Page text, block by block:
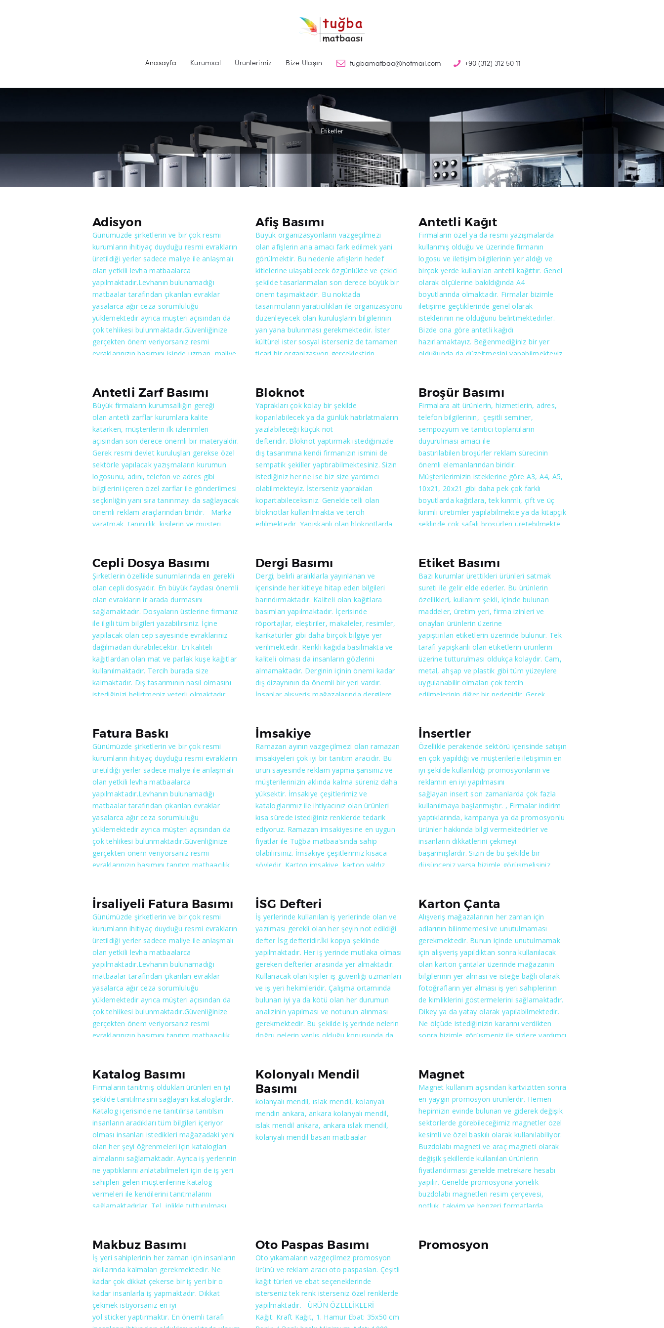
Anasayfa Kurumsal Ürünlerimiz Bize Ulaşın tugbamatbaa@hotmail.com +90 (312) 312 50 11
Etiketler
Adisyon
Günümüzde şirketlerin ve bir çok resmi
kurumların ihitiyaç duyduğu resmi evrakların
üretildiği yerler sadece maliye ile anlaşmalı
olan yetkili levha matbaalarca
yapılmaktadır.Levhanın bulunamadığı
matbaalar tarafından çıkarılan evraklar
yasalarca ağır ceza sorumluluğu
yüklemektedir ayrıca müşteri açısından da
çok tehlikesi bulunmaktadır.Güvenliğinize
gerçekten önem veriyorsanız resmi
evraklarınızın basımını işinde uzman maliye
ve resmi evrakların basımına izin vermesi
için öncelikle müraacatta bulunan
matbaa’nın makina teşkilatının yeterli
bulunması, özgeçmişinde sabıka
bulunmaması gibi özellikler istemekle
beraber matbaalar’dan belli bir miktarda
teminat mektubu, ya da nakit para blokesi
alır.Kriterlere uyması halinde her ilin
matbaacılar odası tarafından verilen
yeterlilik belgesi ile birlikte maliye anlaşmalı
matbaaya evrak basımına izin verir. Adisyon
baskısı 2 gruba ayrılır Maliye logolu ve
Afiş Basımı
Büyük organizasyonların vazgeçilmezi
olan afişlerin ana amacı fark edilmek yani
görülmektir. Bu nedenle afişlerin hedef
kitlelerine ulaşabilecek özgünlükte ve çekici
şekilde tasarlanmaları son derece büyük bir
önem taşımaktadır. Bu noktada
tasarımcıların yaratıcılıkları ile organizasyonu
düzenleyecek olan kuruluşların bilgilerinin
yan yana bulunması gerekmektedir. İster
kültürel ister sosyal isterseniz de tamamen
ticari bir organizasyon gerçekleştirin
duyurma işlevlerini yerine getirmektedirler.
Ancak diğer reklam ürünlerinden farklı olan
en önemli kısmı dikkat çekmek olduğundan
özenle hazırlanması ve sunulması
gerekmektedir. Asılacağı yer ve görünürlüğü
açısından, bez ve kağıt gibi materyaller
kullanılarak üretilebilmektedir.
Antetli Kağıt
Firmaların özel ya da resmi yazışmalarda
kullanmış olduğu ve üzerinde firmanın
logosu ve iletişim bilgilerinin yer aldığı ve
birçok yerde kullanılan antetli kağıttır. Genel
olarak ölçülerine bakıldığında A4
boyutlarında olmaktadır. Firmalar bizimle
iletişime geçtiklerinde genel olarak
isteklerinin ne olduğunu belirtmektedirler.
Bizde ona göre antetli kağıdı
hazırlamaktayız. Beğenmediğiniz bir yer
olduğunda da düzeltmesini yapabilmekteyiz.
olacaktır. Siz beğendikten sonra artı iş bizde
bitmektedir.
Antetli Zarf Basımı
Büyük firmaların kurumsallığın gereği
olan antetli zarflar kurumlara kalite
katarken, müşterilerin ilk izlenimleri
açısından son derece önemli bir materyaldir.
Gerek resmi devlet kuruluşları gerekse özel
sektörle yapılacak yazışmaların kurumun
logosunu, adını, telefon ve adres gibi
bilgilerini içeren özel zarflar ile gönderilmesi
seçkinliğin yanı sıra tanınmayı da sağlayacak
önemli reklam araçlarından biridir. Marka
yaratmak, tanınırlık, kişilerin ve müşteri
olan antetli zarflar son yıllarda farklı
tasarımlar, boyutlar ve kalite ile kullanıcılara
sunulabilmektedir. Yapılacak zarflar için
tercih edilecek kağıt kalitesi ve boyut
fiyatlandırmanın ana unsurlarını
oluşturmaktadır. Kesin müşteri memnuniyeti
odaklı çalışmalar için bizimle görüşmeden
karar vermeyin.
Bloknot
Yaprakları çok kolay bir şekilde
koparılabilecek ya da günlük hatırlatmaların
yazılabileceği küçük not
defteridir. Bloknot yaptırmak istediğinizde
dış tasarımına kendi firmanızın ismini de
sempatik şekiller yaptırabilmektesiniz. Sizin
istediğiniz her ne ise biz size yardımcı
olabilmekteyiz. İsterseniz yaprakları
kopartabileceksiniz. Genelde telli olan
bloknotlar kullanılmakta ve tercih
edilmektedir. Yapışkanlı olan bloknotlarda
bloknotunuzu hazır olarak
düşünebileceksiniz. Önemli olan kafanızda
bulunanı belirtmenizdir. Ekip olarak size en
iyi şekilde yardımcı olabileceğimizden emin
olabilirsiniz.
Broşür Basımı
Firmalara ait ürünlerin, hizmetlerin, adres,
telefon bilgilerinin, çeşitli seminer,
sempozyum ve tanıtıcı toplantıların
duyurulması amacı ile
bastırılabilen broşürler reklam sürecinin
önemli elemanlarından biridir.
Müşterilerimizin isteklerine göre A3, A4, A5,
10x21, 20x21 gibi daha pek çok farklı
boyutlarda kağıtlara, tek kırımlı, çift ve üç
kırımlı üretimler yapılabilmekte ya da kitapçık
şeklinde çok safalı broşürleri üretebilmekte
da, kullanılacak kağıdın gramajı, cinsi sayfa
sayısı, kırım sayısı ve renk tercihi etkili
olmaktadır. Bir broşürün en önemli
unsurlarından biri olan fotoğraflama ve
grafik tasarımları konusunda da uzman
personelimizin bilgileri ve tecrübeleri sizlere
yol gösterici olacaktır. Kaliteli ürünleri uygun
fiyatlarla sunmak üzere çıktığımız yolda
sizleri de yanımızda görmeyi arzu ederiz.
Cepli Dosya Basımı
Şirketlerin özellikle sunumlarında en gerekli
olan cepli dosyadır. En büyük faydası önemli
olan evrakların ir arada durmasını
sağlamaktadır. Dosyaların üstlerine firmanız
ile ilgili tüm bilgileri yazabilirsiniz. İçine
yapılacak olan cep sayesinde evraklarınız
dağılmadan durabilecektir. En kaliteli
kağıtlardan olan mat ve parlak kuşe kağıtlar
kullanılmaktadır. Tercih burada size
kalmaktadır. Dış tasarımının nasıl olmasını
istediğinizi belirtmeniz yeterli olmaktadır.
avantajlarından faydalanmak için bizimle
görüşmelisiniz ve istediğiniz kadar yapımı
konusunda yardımcı olmamızı
sağlayabilirsiniz. Dosyaların yapımı için özel
makineler kullanılmakta ve özenle çalışmalar
yapılmaktadır.
Dergi Basımı
Dergi; belirli aralıklarla yayınlanan ve
içerisinde her kitleye hitap eden bilgileri
barındırmaktadır. Kaliteli olan kağıtlara
basımları yapılmaktadır. İçerisinde
röportajlar, eleştiriler, makaleler, resimler,
karikatürler gibi daha birçok bilgiye yer
verilmektedir. Renkli kağıda basılmakta ve
kaliteli olması da insanların gözlerini
almamaktadır. Derginin içinin önemi kadar
dış dizaynının da önemli bir yeri vardır.
İnsanlar alışveriş mağazalarında dergilere
olarak okudukları ve takip ettikleri dergiler
vardır. Sizlerin de bu şekilde yayınlanmasını
istediğiniz derginiz varsa bizimle mutlaka
görüşmelisiniz. İçerisinde tüm bilgileri
barındırmakta ve sizin özel tasarımınıza göre
yapılmaktadır. İç dizaynı yapılırken de her
şey en ince ayrıntısına göre yapılmaktadır.
Dikkat çekici bir dergi için size yardımcı
olabiliriz.
Etiket Basımı
Bazı kurumlar ürettikleri ürünleri satmak
sureti ile gelir elde ederler. Bu ürünlerin
özellikleri, kullanım şekli, içinde bulunan
maddeler, üretim yeri, firma izinleri ve
onayları ürünlerin üzerine
yapıştırılan etiketlerin üzerinde bulunur. Tek
tarafı yapışkanlı olan etiketlerin ürünlerin
üzerine tutturulması oldukça kolaydır. Cam,
metal, ahşap ve plastik gibi tüm yüzeylere
uygulanabilir olmaları çok tercih
edilmelerinin diğer bir nedenidir. Gerek
dikkat edilmesi gereken en önemli konu
vurgu yapılacak noktaların daha görünür
olmasıdır ki bu da profesyonel bir tasarımı
zorunlu kılar. Gerek tasarım gerekse kalite
konusundaki iddiamız tecrübemizden ve
uzman personellerimizden gelmektedir.
Fatura Baskı
Günümüzde şirketlerin ve bir çok resmi
kurumların ihitiyaç duyduğu resmi evrakların
üretildiği yerler sadece maliye ile anlaşmalı
olan yetkili levha matbaalarca
yapılmaktadır.Levhanın bulunamadığı
matbaalar tarafından çıkarılan evraklar
yasalarca ağır ceza sorumluluğu
yüklemektedir ayrıca müşteri açısından da
çok tehlikesi bulunmaktadır.Güvenliğinize
gerçekten önem veriyorsanız resmi
evraklarınızın basımını tanıtım matbaacılık
anlaşma yapması ve resmi evrakların
basımına izin vermesi için öncelikle
müraacatta bulunan matbaa’nın makina
teşkilatının yeterli bulunması, özgeçmişinde
sabıka bulunmaması gibi özellikler istemekle
beraber matbaalar’dan belli bir miktarda
teminat mektubu, ya da nakit para blokesi
alır.Kriterlere uyması halinde her ilin
matbaacılar odası tarafından verilen
yeterlilik belgesi ile birlikte maliye anlaşmalı
matbaaya evrak basımına izin verir. Fatura
basımı, yaptıran ve yapan kişilere çok ciddi
İmsakiye
Ramazan ayının vazgeçilmezi olan ramazan
imsakiyeleri çok iyi bir tanıtım aracıdır. Bu
ürün sayesinde reklam yapma şansınız ve
müşterilerinizin aklında kalma süreniz daha
yüksektir. İmsakiye çeşitlerimiz ve
kataloglarımız ile ihtiyacınız olan ürünleri
kısa sürede istediğiniz renklerde tedarik
ediyoruz. Ramazan imsakiyesine en uygun
fiyatlar ile Tuğba matbaa'sında sahip
olabilirsiniz. İmsakiye çeşitlerimiz kısaca
şöyledir. Karton imsakiye, karton yaldız
ve özel keskili imsakiye baskılarımızdan
bazılarıdır. Tüm illere göre imsakiye
tasarımları yapılıp adrese gönderimini
yapmaktayız. Türkiyenin hangi il ve ilçesinde
olursanız olun Matbaa'mıza gönül
rahatlığıyla siparişlerinizi verebilirsiniz.
İnsertler
Özellikle perakende sektörü içerisinde satışın
en çok yapıldığı ve müşterilerle iletişimin en
iyi şekilde kullanıldığı promosyonların ve
reklamın en iyi yapılmasını
sağlayan insert son zamanlarda çok fazla
kullanılmaya başlanmıştır. , Firmalar indirim
yaptıklarında, kampanya ya da promosyonlu
ürünler hakkında bilgi vermektedirler ve
insanların dikkatlerini çekmeyi
başarmışlardır. Sizin de bu şekilde bir
düşünceniz varsa bizimle görüşmelisiniz.
müşterilerinize yansıtmaktayız. Hem maliyeti
düşük hem de kısa sürede yapılabilmesi ile
sizler için çok uygun olacaktır.
İrsaliyeli Fatura Basımı
Günümüzde şirketlerin ve bir çok resmi
kurumların ihitiyaç duyduğu resmi evrakların
üretildiği yerler sadece maliye ile anlaşmalı
olan yetkili levha matbaalarca
yapılmaktadır.Levhanın bulunamadığı
matbaalar tarafından çıkarılan evraklar
yasalarca ağır ceza sorumluluğu
yüklemektedir ayrıca müşteri açısından da
çok tehlikesi bulunmaktadır.Güvenliğinize
gerçekten önem veriyorsanız resmi
evraklarınızın basımını tanıtım matbaacılık
anlaşma yapması ve resmi evrakların
basımına izin vermesi için öncelikle
müraacatta bulunan matbaa’nın makina
teşkilatının yeterli bulunması, özgeçmişinde
sabıka bulunmaması gibi özellikler istemekle
beraber matbaalar’dan belli bir miktarda
teminat mektubu, ya da nakit para blokesi
alır.Kriterlere uyması halinde her ilin
matbaacılar odası tarafından verilen
yeterlilik belgesi ile birlikte maliye anlaşmalı
matbaaya evrak basımına izin verir. İrsaliyeli
Fatura, yaptıran ve yapan kişilere çok ciddi
İSG Defteri
İş yerlerinde kullanılan iş yerlerinde olan ve
yazılması gerekli olan her şeyin not edildiği
defter İsg defteridir.İki kopya şeklinde
yapılmaktadır. Her iş yerinde mutlaka olması
gereken defterler arasında yer almaktadır.
Kullanacak olan kişiler iş güvenliği uzmanları
ve iş yeri hekimleridir. Çalışma ortamında
bulunan iyi ya da kötü olan her durumun
analizinin yapılması ve notunun alınması
gerekmektedir. Bu şekilde iş yerinde nelerin
doğru nelerin yanlış olduğu konusunda da
uzmanlar varsa İsg defterini kullanıyor
olmalısınız. İster numaralı isterseniz de
defter şeklinde olan defterlerden herhangi
birini yaptırabilirsiniz. Bizimle görüştükten
sonra kaliteli bir işçiliğin çıktığını
göreceksiniz.
Karton Çanta
Alışveriş mağazalarının her zaman için
adlarının bilinmemesi ve unutulmaması
gerekmektedir. Bunun içinde unutulmamak
için alışveriş yapıldıktan sonra kullanılacak
olan karton çantalar üzerinde mağazanın
bilgilerinin yer alması ve isteğe bağlı olarak
fotoğrafların yer alması iş yeri sahiplerinin
de kimliklerini göstermelerini sağlamaktadır.
Dikey ya da yatay olarak yapılabilmektedir.
Ne ölçüde istediğinizin kararını verdikten
sonra bizimle görüşmeniz ile sizlere yardımcı
birçok yerde karton çantalar sıklıkla tercih
edilmektedir. Siz eğer bir alışveriş
mağazasıysanız yapmanız gereken ne
istediğinizi bize söylemenizdir. En iyi ve
kaliteli çantaları size sunacağımızdan hiç
şüpheniz olmasın. Kimliğinizi en iyi şekilde
göstermek istiyorsanız bizi tercih etmelisiniz.
Katalog Basımı
Firmaların tanıtmış oldukları ürünleri en iyi
şekilde tanıtılmasını sağlayan kataloglardır.
Katalog içerisinde ne tanıtılırsa tanıtılsın
insanların aradıkları tüm bilgileri içeriyor
olması insanları istedikleri mağazadaki yeni
olan her şeyi öğrenmeleri için katalogları
almalarını sağlamaktadır. Ayrıca iş yerlerinin
ne yaptıklarını anlatabilmeleri için de iş yeri
sahipleri gelen müşterilerine katalog
vermeleri ile kendilerini tanıtmalarını
sağlamaktadırlar. Tel, iplikle tutturulması
yapılabilmektedir. Renkler her zaman çok
önemlidir. Yansıtılan ürünün ne olduğu, nasıl
olduğunu en iyi şekilde yansıtmalıdır.
Vereceği canlılık ile insanların ürünleri satın
almalarını ya da daha fazla ilgilenmelerine
neden olmaktadır. Sizler de kalite
istiyorsanız bizi tercih etmelisiniz.
Kolonyalı Mendil
Basımı
kolanyalı mendil, ıslak mendil, kolanyalı
mendin ankara, ankara kolanyalı mendil,
ıslak mendil ankara, ankara ıslak mendil,
kolanyalı mendil basan matbaalar
Magnet
Magnet kullanım açısından kartvizitten sonra
en yaygın promosyon ürünlerdir. Hemen
hepimizin evinde bulunan ve giderek değişik
sektörlerde görebileceğimiz magnetler özel
kesimli ve özel baskılı olarak kullanılabiliyor.
Buzdolabı magneti ve araç magneti olarak
değişik şekillerde kullanılan ürünlerin
fiyatlandırması genelde metrekare hesabı
yapılır. Genelde promosyona yönelik
buzdolabı magnetleri resim çerçevesi,
notluk, takvim ve benzeri formatlarda
olarak minimum 1000 adetten baskıya
başlanmaktadır.
Makbuz Basımı
İş yeri sahiplerinin her zaman için insanların
akıllarında kalmaları gerekmektedir. Ne
kadar çok dikkat çekerse bir iş yeri bir o
kadar insanlarla iş yapmaktadır. Dikkat
çekmek istiyorsanız en iyi
yol sticker yaptırmaktır. En önemli tarafı
Oto Paspas Basımı
Oto yıkamaların vazgeçilmez promosyon
ürünü ve reklam aracı oto paspasları. Çeşitli
kağıt türleri ve ebat seçeneklerinde
isterseniz tek renk isterseniz özel renklerde
yapılmaktadır. ÜRÜN ÖZELLİKLERİ
Kağıt: Kraft Kağıt, 1. Hamur Ebat: 35x50 cm
Promosyon